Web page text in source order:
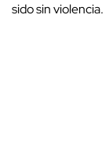
sido sin violencia.